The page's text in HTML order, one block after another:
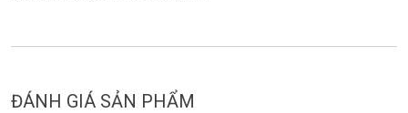
ĐÁNH GIÁ SẢN PHẨM